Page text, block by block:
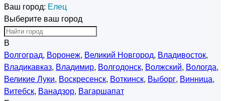
Ваш город: Елец
Выберите ваш город
В
Волгоград, Воронеж, Великий Новгород, Владивосток,
Владикавказ, Владимир, Волгодонск, Волжский, Вологда,
Великие Луки, Воскресенск, Воткинск, Выборг, Винница,
Витебск, Ванадзор, Вагаршапат